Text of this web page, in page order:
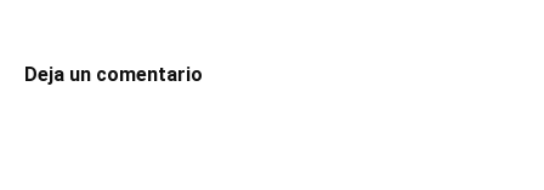
Deja un comentario